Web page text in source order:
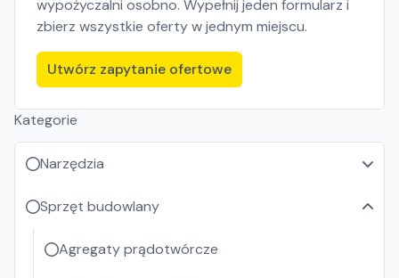
wypożyczalni osobno. Wypełnij jeden formularz i
zbierz wszystkie oferty w jednym miejscu.
Utwórz zapytanie ofertowe
Kategorie
Narzędzia
Sprzęt budowlany
Agregaty prądotwórcze